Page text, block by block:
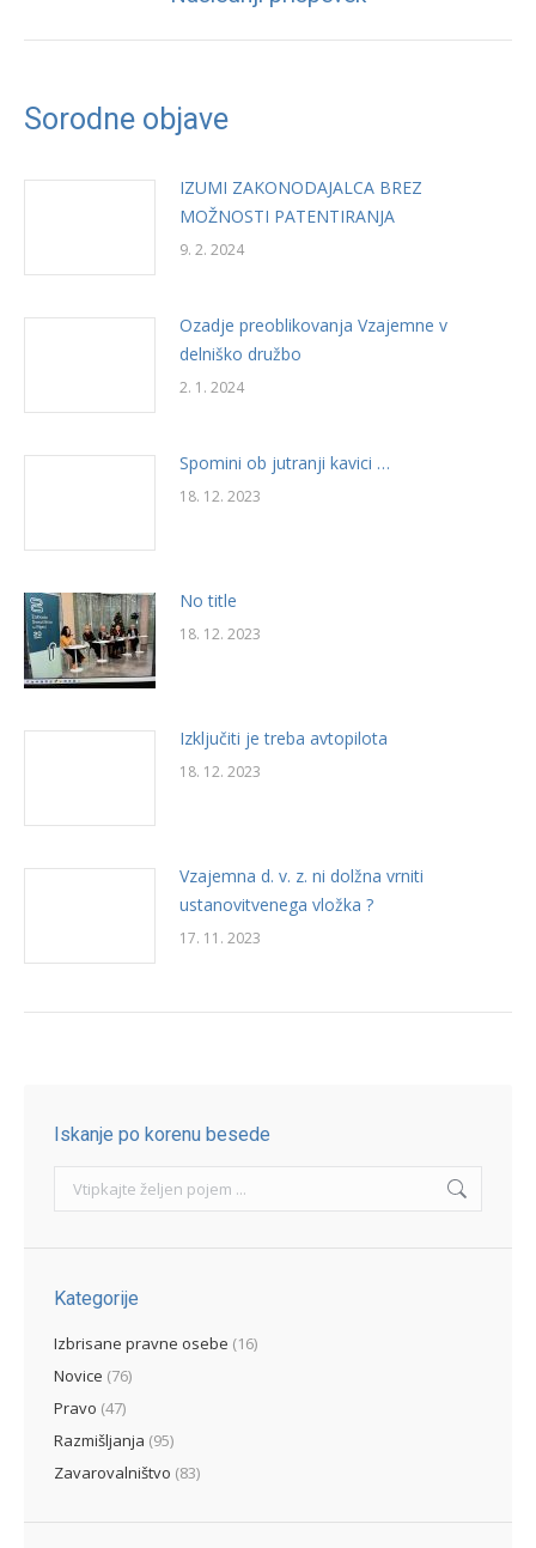
Sorodne objave
IZUMI ZAKONODAJALCA BREZ
MOŽNOSTI PATENTIRANJA
9. 2. 2024
Ozadje preoblikovanja Vzajemne v
delniško družbo
2. 1. 2024
Spomini ob jutranji kavici …
18. 12. 2023
No title
18. 12. 2023
Izključiti je treba avtopilota
18. 12. 2023
Vzajemna d. v. z. ni dolžna vrniti
ustanovitvenega vložka ?
17. 11. 2023
Iskanje po korenu besede
Search:
Kategorije
Izbrisane pravne osebe (16)
Novice (76)
Pravo (47)
Razmišljanja (95)
Zavarovalništvo (83)